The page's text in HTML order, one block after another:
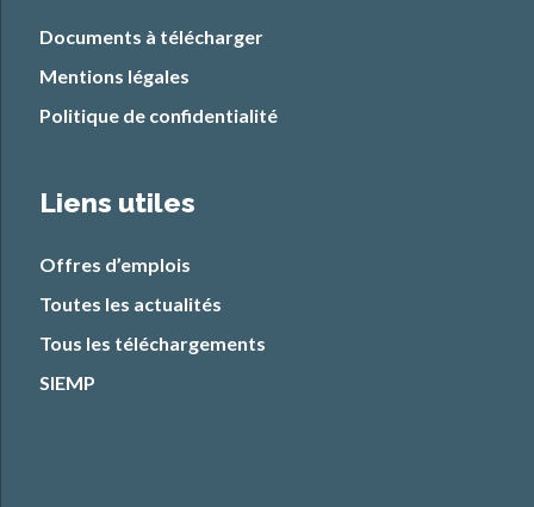
Documents à télécharger
Mentions légales
Politique de confidentialité
Liens utiles
Offres d’emplois
Toutes les actualités
Tous les téléchargements
SIEMP